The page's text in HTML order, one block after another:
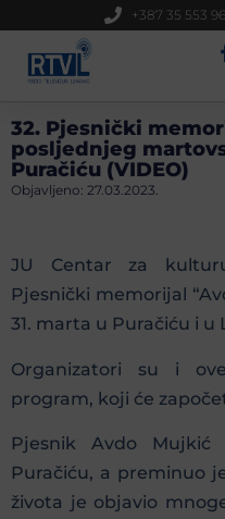
+387 35 553
32. Pjesnički
posljednjeg
Puračiću (VIDEO)
Objavljeno: 27.03.2023.
JU Centar za
Pjesnički memorijal
31. marta u Puračiću i u
Organizatori su i
program, koji će
Pjesnik Avdo
Puračiću, a preminuo
života je objavio